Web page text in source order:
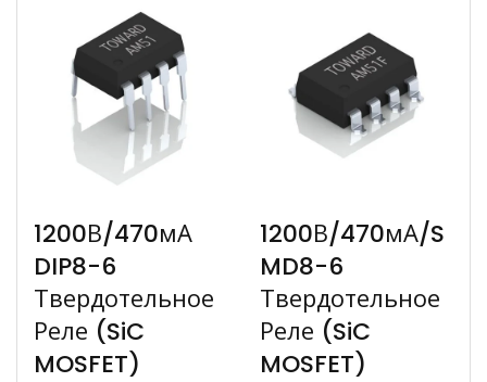
1200В/470мА
DIP8-6
Твердотельное
Реле (SiC
MOSFET)
1200В/470мА/S
MD8-6
Твердотельное
Реле (SiC
MOSFET)